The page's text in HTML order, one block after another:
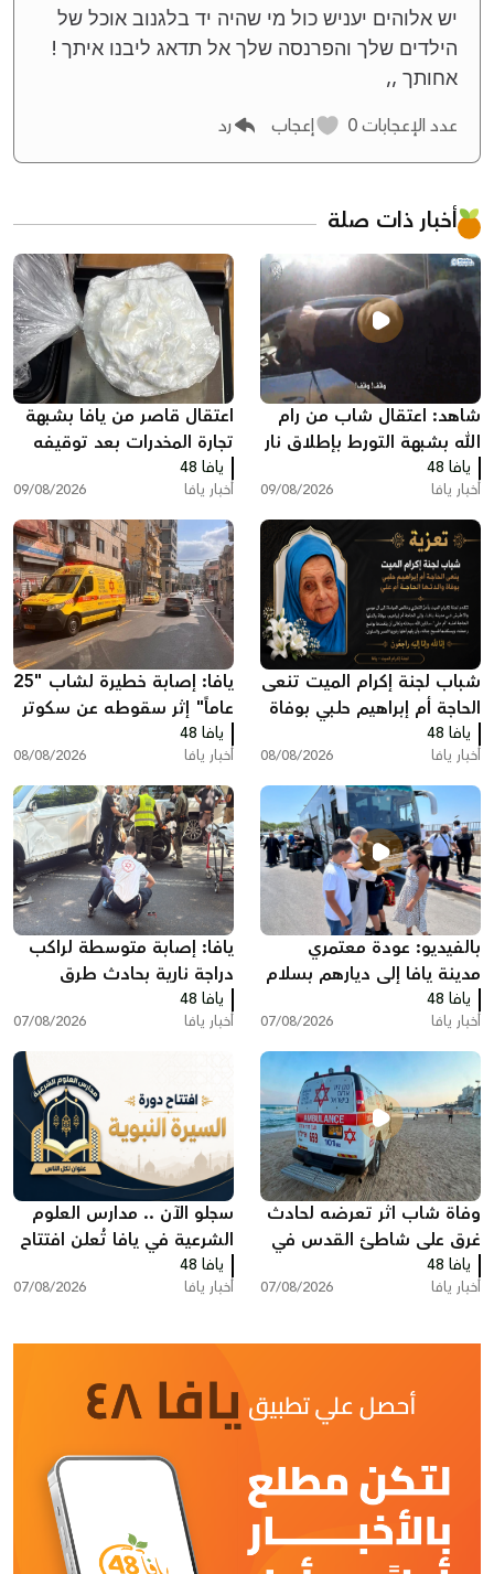
יש אלוהים יעניש כול מי שהיה יד בלגנוב אוכל של
הילדים שלך והפרנסה שלך אל תדאג ליבנו איתך !
אחותך ,,
عدد الإعجابات إعجاب رد
أخبار ذات صلة
شاهد: اعتقال شاب من رام
الله بشبهة التورط بإطلاق نار
في يافا
يافا 48
أخبار يافا 09/08/2026
اعتقال قاصر من يافا بشبهة
تجارة المخدرات بعد توقيفه
بسبب مخالفة مرورية
يافا 48
أخبار يافا 09/08/2026
شباب لجنة إكرام الميت تنعى
الحاجة أم إبراهيم حلبي بوفاة
والدتها الحاجة أم علي
يافا 48
أخبار يافا 08/08/2026
يافا: إصابة خطيرة لشاب "25
عاماً" إثر سقوطه عن سكوتر
كهربائي
يافا 48
أخبار يافا 08/08/2026
بالفيديو: عودة معتمري
مدينة يافا إلى ديارهم بسلام
بعد أداء مناسك العمرة
يافا 48
أخبار يافا 07/08/2026
يافا: إصابة متوسطة لراكب
دراجة نارية بحادث طرق
يافا 48
أخبار يافا 07/08/2026
وفاة شاب اثر تعرضه لحادث
غرق على شاطئ القدس في
بات يام جنوب يافا
يافا 48
أخبار يافا 07/08/2026
سجلو الآن .. مدارس العلوم
الشرعية في يافا تُعلن افتتاح
دورة "السيرة النبوية"
يافا 48
أخبار يافا 07/08/2026